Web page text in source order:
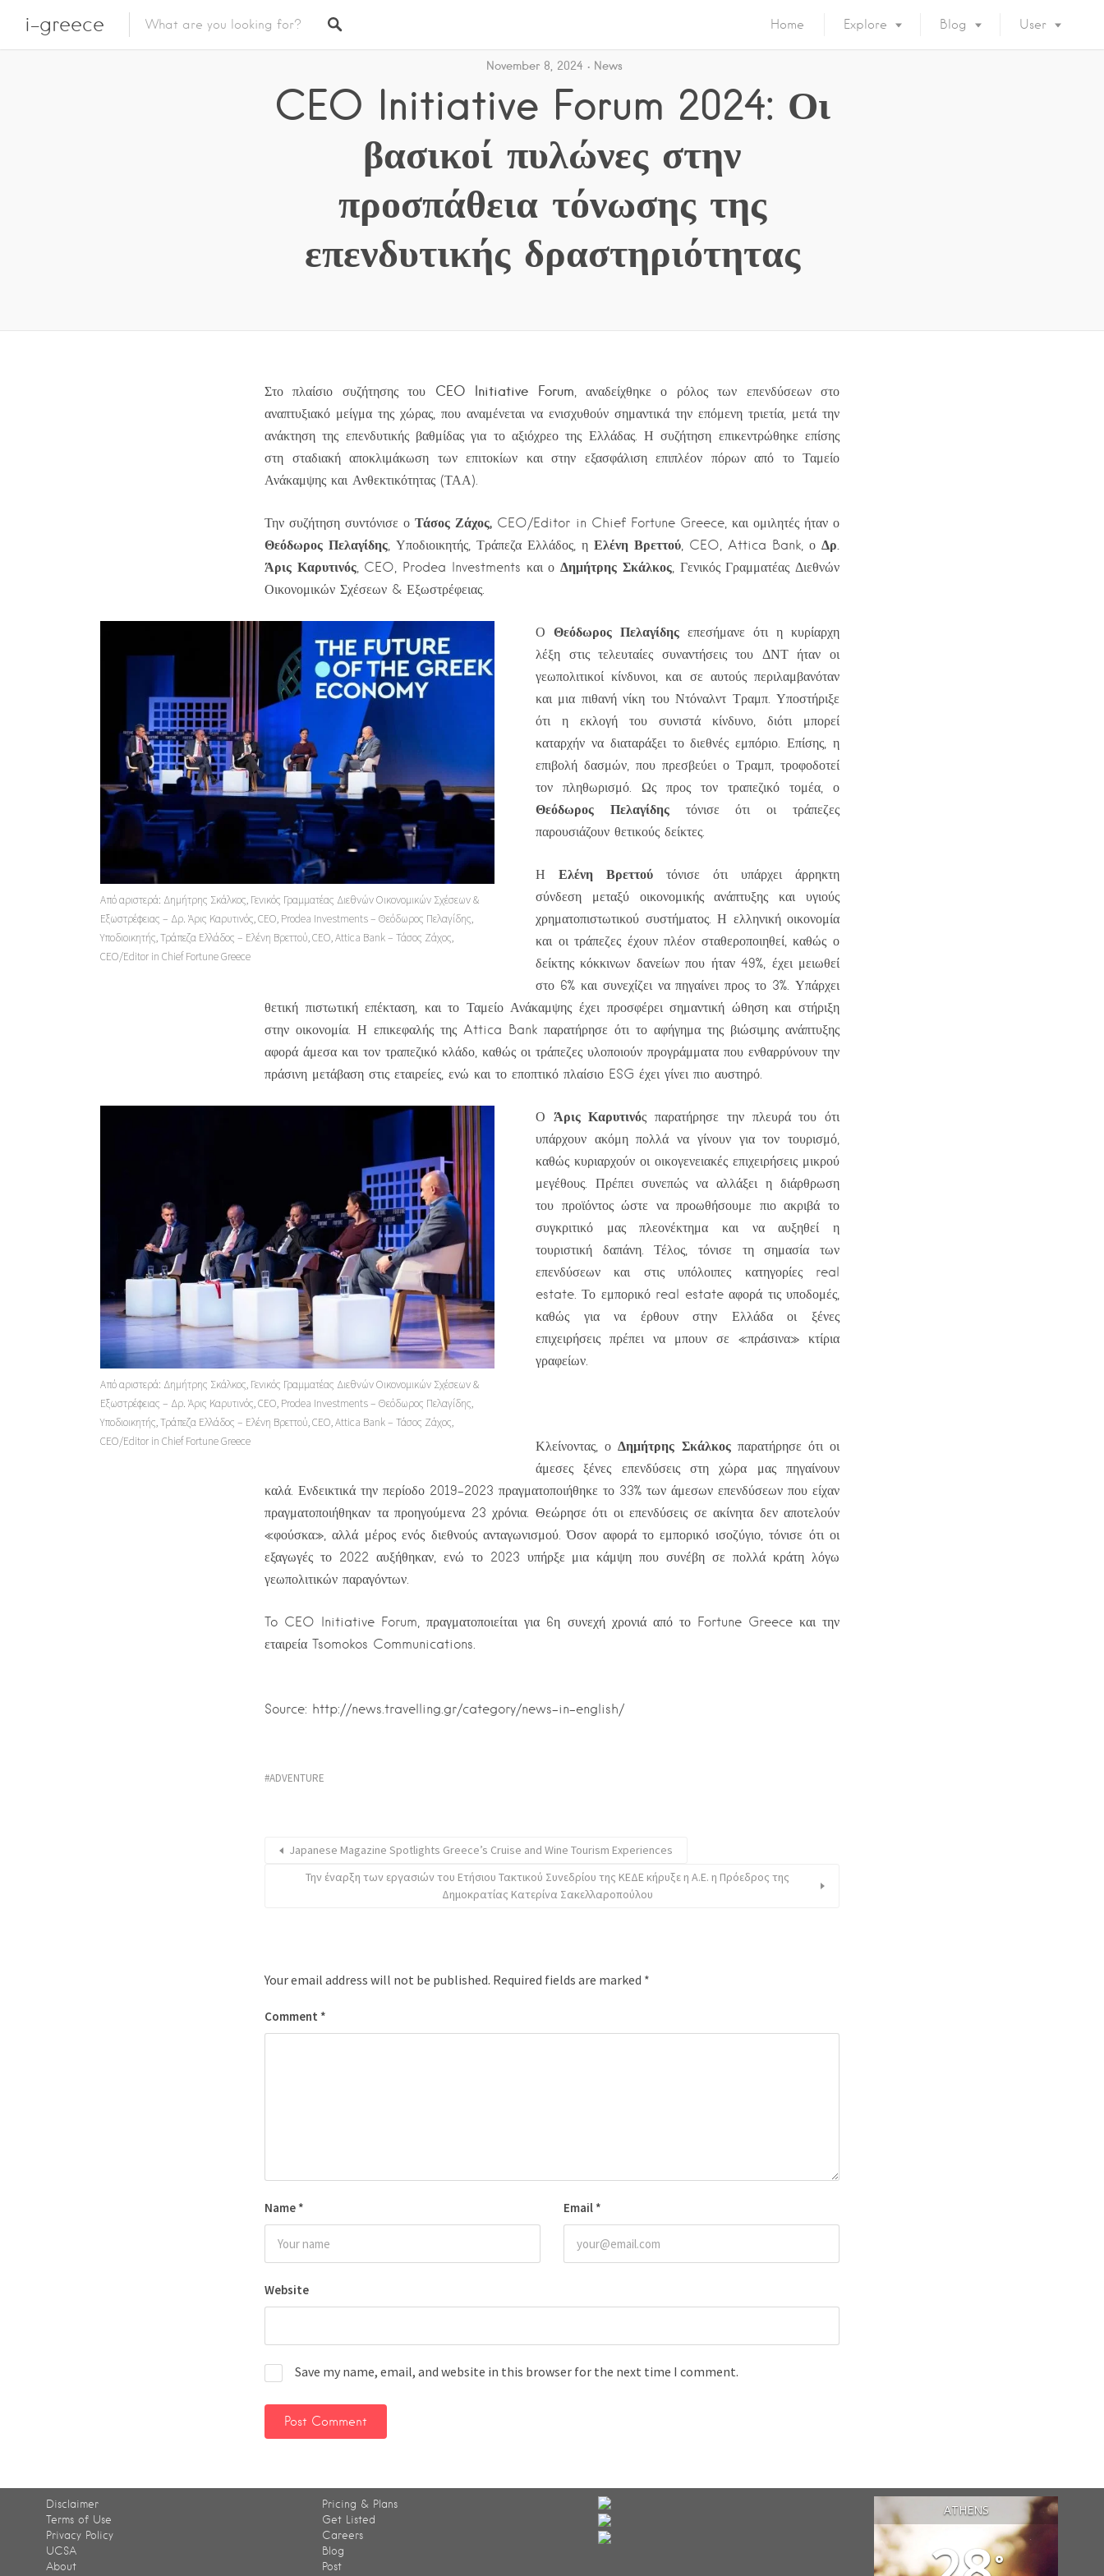
i-greece Home Explore Blog User
November 8, 2024 News
CEO Initiative Forum 2024: Οι
βασικοί πυλώνες στην
προσπάθεια τόνωσης της
επενδυτικής δραστηριότητας
Στο πλαίσιο συζήτησης του CEO Initiative Forum, αναδείχθηκε ο ρόλος των επενδύσεων στο
αναπτυξιακό μείγμα της χώρας, που αναμένεται να ενισχυθούν σημαντικά την επόμενη τριετία, μετά την
ανάκτηση της επενδυτικής βαθμίδας για το αξιόχρεο της Ελλάδας. Η συζήτηση επικεντρώθηκε επίσης
στη σταδιακή αποκλιμάκωση των επιτοκίων και στην εξασφάλιση επιπλέον πόρων από το Ταμείο
Ανάκαμψης και Ανθεκτικότητας (ΤΑΑ).
Την συζήτηση συντόνισε οΤάσος Ζάχος, CEO/Editor in Chief Fortune Greece, και ομιλητές ήταν ο
Θεόδωρος Πελαγίδης, Υποδιοικητής, Τράπεζα Ελλάδος, η Ελένη Βρεττού, CEO, Attica Bank, ο Δρ.
Άρις Καρυτινός, CEO, Prodea Investments και ο Δημήτρης Σκάλκος, Γενικός Γραμματέας Διεθνών
Οικονομικών Σχέσεων & Εξωστρέφειας.
Από αριστερά: Δημήτρης Σκάλκος, Γενικός Γραμματέας Διεθνών Οικονομικών Σχέσεων &
Εξωστρέφειας – Δρ. Άρις Καρυτινός, CEO, Prodea Investments – Θεόδωρος Πελαγίδης,
Υποδιοικητής, Τράπεζα Ελλάδος – Ελένη Βρεττού, CEO, Attica Bank – Τάσος Ζάχος,
CEO/Editor in Chief Fortune Greece
Ο Θεόδωρος Πελαγίδης επεσήμανε ότι η κυρίαρχη
λέξη στις τελευταίες συναντήσεις του ΔΝΤ ήταν οι
γεωπολιτικοί κίνδυνοι, και σε αυτούς περιλαμβανόταν
και μια πιθανή νίκη του Ντόναλντ Τραμπ. Υποστήριξε
ότι η εκλογή του συνιστά κίνδυνο, διότι μπορεί
καταρχήν να διαταράξει το διεθνές εμπόριο. Επίσης, η
επιβολή δασμών, που πρεσβεύει ο Τραμπ, τροφοδοτεί
τον πληθωρισμό. Ως προς τον τραπεζικό τομέα, ο
Θεόδωρος Πελαγίδηςτόνισε ότι οι τράπεζες
παρουσιάζουν θετικούς δείκτες.
Η Ελένη Βρεττού τόνισε ότι υπάρχει άρρηκτη
σύνδεση μεταξύ οικονομικής ανάπτυξης και υγιούς
χρηματοπιστωτικού συστήματος. Η ελληνική οικονομία
και οι τράπεζες έχουν πλέον σταθεροποιηθεί, καθώς ο
δείκτης κόκκινων δανείων που ήταν 49%, έχει μειωθεί
στο 6% και συνεχίζει να πηγαίνει προς το 3%. Υπάρχει
θετική πιστωτική επέκταση, και το Ταμείο Ανάκαμψης έχει προσφέρει σημαντική ώθηση και στήριξη
στην οικονομία. Η επικεφαλής της Attica Bank παρατήρησε ότι το αφήγημα της βιώσιμης ανάπτυξης
αφορά άμεσα και τον τραπεζικό κλάδο, καθώς οι τράπεζες υλοποιούν προγράμματα που ενθαρρύνουν την
πράσινη μετάβαση στις εταιρείες, ενώ και το εποπτικό πλαίσιο ESG έχει γίνει πιο αυστηρό.
Από αριστερά: Δημήτρης Σκάλκος, Γενικός Γραμματέας Διεθνών Οικονομικών Σχέσεων &
Εξωστρέφειας – Δρ. Άρις Καρυτινός, CEO, Prodea Investments – Θεόδωρος Πελαγίδης,
Υποδιοικητής, Τράπεζα Ελλάδος – Ελένη Βρεττού, CEO, Attica Bank – Τάσος Ζάχος,
CEO/Editor in Chief Fortune Greece
Ο Άρις Καρυτινός παρατήρησε την πλευρά του ότι
υπάρχουν ακόμη πολλά να γίνουν για τον τουρισμό,
καθώς κυριαρχούν οι οικογενειακές επιχειρήσεις μικρού
μεγέθους. Πρέπει συνεπώς να αλλάξει η διάρθρωση
του προϊόντος ώστε να προωθήσουμε πιο ακριβά το
συγκριτικό μας πλεονέκτημα και να αυξηθεί η
τουριστική δαπάνη. Τέλος, τόνισε τη σημασία των
επενδύσεων και στις υπόλοιπες κατηγορίες real
estate. Το εμπορικό real estate αφορά τις υποδομές,
καθώς για να έρθουν στην Ελλάδα οι ξένες
επιχειρήσεις πρέπει να μπουν σε «πράσινα» κτίρια
γραφείων.
Κλείνοντας, οΔημήτρης Σκάλκοςπαρατήρησε ότι οι
άμεσες ξένες επενδύσεις στη χώρα μας πηγαίνουν
καλά. Ενδεικτικά την περίοδο 2019-2023 πραγματοποιήθηκε το 33% των άμεσων επενδύσεων που είχαν
πραγματοποιήθηκαν τα προηγούμενα 23 χρόνια. Θεώρησε ότι οι επενδύσεις σε ακίνητα δεν αποτελούν
«φούσκα», αλλά μέρος ενός διεθνούς ανταγωνισμού. Όσον αφορά το εμπορικό ισοζύγιο, τόνισε ότι οι
εξαγωγές το 2022 αυξήθηκαν, ενώ το 2023 υπήρξε μια κάμψη που συνέβη σε πολλά κράτη λόγω
γεωπολιτικών παραγόντων.
To CEO Initiative Forum, πραγματοποιείται για 6η συνεχή χρονιά από το Fortune Greece και την
εταιρεία Tsomokos Communications.
Source: http://news.travelling.gr/category/news-in-english/
ADVENTURE
Japanese Magazine Spotlights Greece’s Cruise and Wine Tourism Experiences
Την έναρξη των εργασιών του Ετήσιου Τακτικού Συνεδρίου της ΚΕΔΕ κήρυξε η Α.Ε. η Πρόεδρος της
Δημοκρατίας Κατερίνα Σακελλαροπούλου
Your email address will not be published. Required fields are marked *
Comment *
Name * Email *
Website
Save my name, email, and website in this browser for the next time I comment.
Disclaimer
Terms of Use
Privacy Policy
UCSA
About
Pricing & Plans
Get Listed
Careers
Blog
Post
ATHENS
°